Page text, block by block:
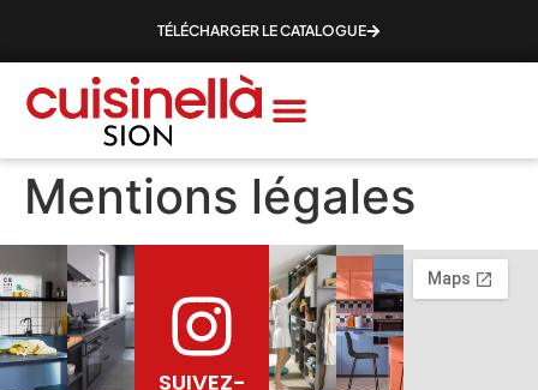
TÉLÉCHARGER LE CATALOGUE
Mentions légales
SUIVEZ-